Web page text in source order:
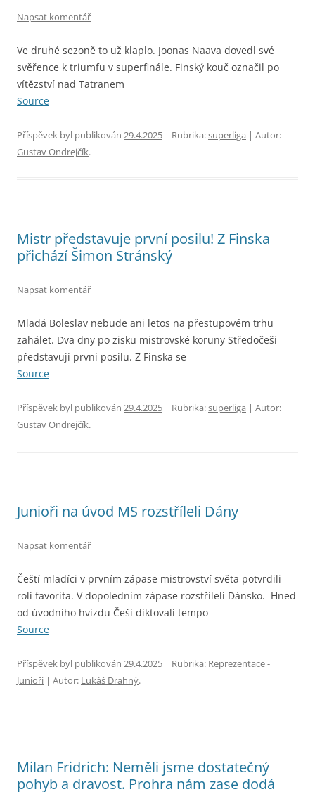
Napsat komentář
Ve druhé sezoně to už klaplo. Joonas Naava dovedl své
svěřence k triumfu v superfinále. Finský kouč označil po
vítězství nad Tatranem
Source
Příspěvek byl publikován 29.4.2025 | Rubrika:superliga | Autor:
Gustav Ondrejčík.
Mistr představuje první posilu! Z Finska
přichází Šimon Stránský
Napsat komentář
Mladá Boleslav nebude ani letos na přestupovém trhu
zahálet. Dva dny po zisku mistrovské koruny Středočeši
představují první posilu. Z Finska se
Source
Příspěvek byl publikován 29.4.2025 | Rubrika:superliga | Autor:
Gustav Ondrejčík.
Junioři na úvod MS rozstříleli Dány
Napsat komentář
Čeští mladíci v prvním zápase mistrovství světa potvrdili
roli favorita. V dopoledním zápase rozstříleli Dánsko. Hned
od úvodního hvizdu Češi diktovali tempo
Source
Příspěvek byl publikován 29.4.2025 | Rubrika: Reprezentace -
Junioři | Autor: Lukáš Drahný.
Milan Fridrich: Neměli jsme dostatečný
pohyb a dravost. Prohra nám zase dodá